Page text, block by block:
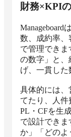
財務×KPI
Manageboard
数、成約率、
で管理でき
の数字」と、
げ、一貫した
具体的には、
てたり、人
PL・CFを生
で設計できま
か」「どのよ